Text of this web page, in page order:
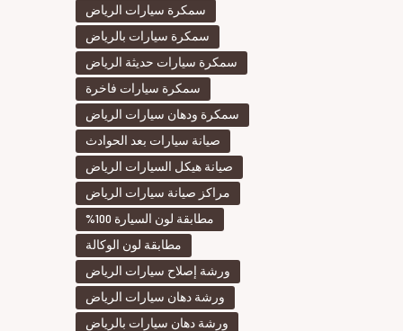
سمكرة سيارات الرياض
سمكرة سيارات بالرياض
سمكرة سيارات حديثة الرياض
سمكرة سيارات فاخرة
سمكرة ودهان سيارات الرياض
صيانة سيارات بعد الحوادث
صيانة هيكل السيارات الرياض
مراكز صيانة سيارات الرياض
مطابقة لون السيارة 100%
مطابقة لون الوكالة
ورشة إصلاح سيارات الرياض
ورشة دهان سيارات الرياض
ورشة دهان سيارات بالرياض